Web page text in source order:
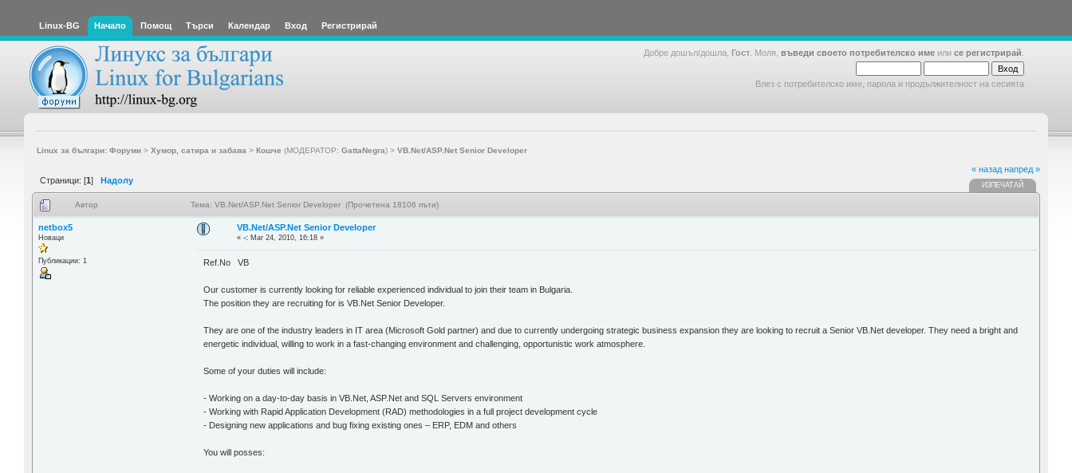
Linux-BG Начало Помощ Търси Календар Вход Регистрирай
Добре дошъл/дошла, Гост . Моля, въведи своето потребителско име или се регистрирай
Влез с потребителско име, парола и продължителност на сесията
Linux за българи: Форуми> Хумор, сатира и забава > Кошче (МОДЕРАТОР: GattaNegra) > VB.Net/ASP.Net Senior Developer
Страници: [1] Надолу
« назад напред »
ИЗПЕЧАТАЙ
Автор Тема: VB.Net/ASP.Net Senior Developer (Прочетена 18106 пъти)
netbox5
Новаци
Публикации: 1
VB.Net/ASP.Net Senior Developer
«-: Mar 24, 2010, 16:18 »
Ref.No VB
Our customer is currently looking for reliable experienced individual to join their team in Bulgaria.
The position they are recruiting for is VB.Net Senior Developer.
They are one of the industry leaders in IT area (Microsoft Gold partner) and due to currently undergoing strategic business expansion they are looking to recruit a Senior VB.Net developer. They need a bright and
energetic individual, willing to work in a fast-changing environment and challenging, opportunistic work atmosphere.
Some of your duties will include:
- Working on a day-to-day basis in VB.Net, ASP.Net and SQL Servers environment
- Working with Rapid Application Development (RAD) methodologies in a full project development cycle
- Designing new applications and bug fixing existing ones – ERP, EDM and others
You will posses: